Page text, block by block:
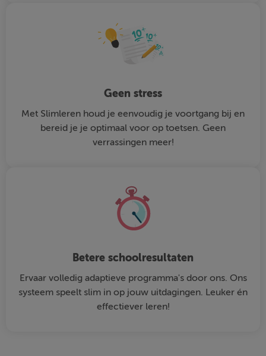
Geen stress
Met Slimleren houd je eenvoudig je voortgang bij en
bereid je je optimaal voor op toetsen. Geen
verrassingen meer!
Betere schoolresultaten
Ervaar volledig adaptieve programma's door ons. Ons
systeem speelt slim in op jouw uitdagingen. Leuker én
effectiever leren!